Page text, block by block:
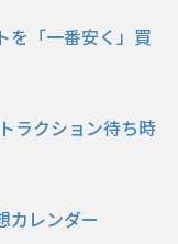
を「一番安く」買
ラクション待ち時
カレンダー